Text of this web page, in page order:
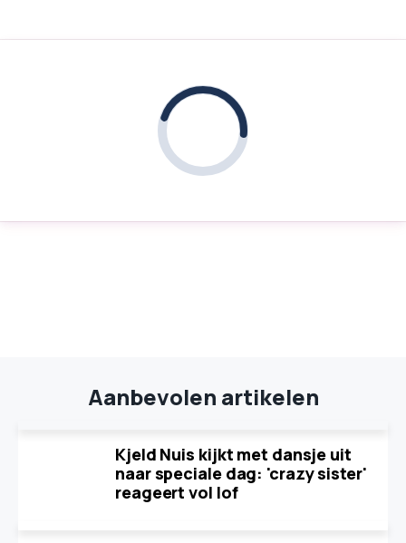
Aanbevolen artikelen
Kjeld Nuis kijkt met dansje uit
naar speciale dag: 'crazy sister'
reageert vol lof